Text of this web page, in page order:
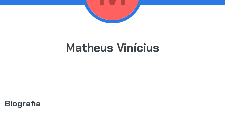
Matheus Vinícius
Biografia